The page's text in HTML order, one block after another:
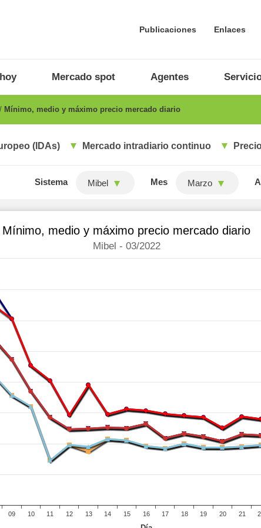
Publicaciones Enlaces
Mercado spot Agentes
Mínimo, medio y máximo precio mercado diario
(IDAs) Mercado intradiario continuo
Sistema Mibel Mes Marzo
Mínimo, medio y máximo precio mercado diario
Mibel - 03/2022
09 10 11 12 13 14 15 16 17 18 19 20 21